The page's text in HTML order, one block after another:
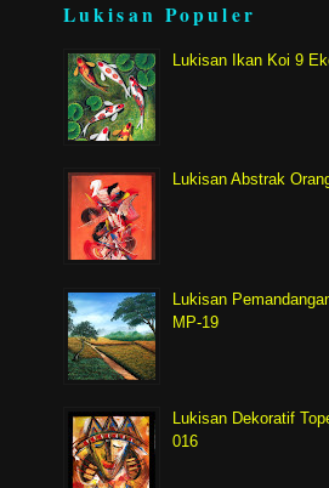
Lukisan Populer
Lukisan Ikan Koi 9
Lukisan Abstrak
Lukisan
MP-19
Lukisan Dekoratif
016